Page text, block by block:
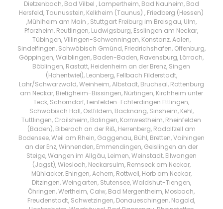
Dietzenbach, Bad Vilbel , Lampertheim, Bad Nauheim, Bad
Hersfeld, Taunusstein, Kelkheim (Taunus) , Friedberg (Hessen)
,Mühlheim am Main , Stuttgart Freiburg im Breisgau, Ulm,
Pforzheim, Reutlingen, Ludwigsburg, Esslingen am Neckar,
Tübingen, Villingen-Schwenningen, Konstanz, Aalen,
Sindelfingen, Schwäbisch Gmünd, Friedrichshafen, Offenburg,
Göppingen, Waiblingen, Baden-Baden, Ravensburg, Lörrach,
Böblingen, Rastatt, Heidenheim an der Brenz, Singen
(Hohentwiel), Leonberg, Fellbach Filderstadt,
Lahr/Schwarzwald, Weinheim, Albstadt, Bruchsal, Rottenburg
am Neckar, Bietigheim-Bissingen, Nürtingen, Kirchheim unter
Teck, Schorndorf, Leinfelden-Echterdingen Ettlingen,
Schwäbisch Hall, Ostfildern, Backnang, Sinsheim, Kehl,
Tuttlingen, Crailsheim, Balingen, Kornwestheim, Rheinfelden
(Baden), Biberach an der Riß, Herrenberg, Radolfzell am
Bodensee, Weil am Rhein, Gaggenau, Bühl, Bretten, Vaihingen
an der Enz, Winnenden, Emmendingen, Geislingen an der
Steige, Wangen im Allgäu, Leimen, Weinstadt, Ellwangen
(Jagst), Wiesloch, Neckarsulm, Remseck am Neckar,
Mühlacker, Ehingen, Achern, Rottweil, Horb am Neckar,
Ditzingen, Weingarten, Stutensee, Waldshut-Tiengen,
Öhringen, Wertheim, Calw, Bad Mergentheim, Mosbach,
Freudenstadt, Schwetzingen, Donaueschingen, Nagold,